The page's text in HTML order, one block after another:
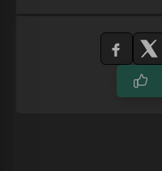
Изберете